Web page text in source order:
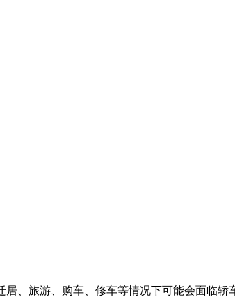
、旅游、购车、修车等情况下可能会面临轿